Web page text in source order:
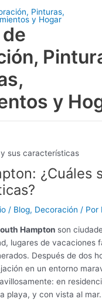
y
¿Cuáles
/ Blog, Decoración / Por
Hampton son
lugares de vacaciones
Después de dos
en un entorno
en
playa, y con vista al